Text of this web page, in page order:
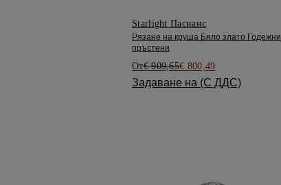
Starlight Пасианс
Рязане на круша Бяло злато Годежни
пръстени
От€ 909,65€ 800,49
Задаване на (С ДДС)